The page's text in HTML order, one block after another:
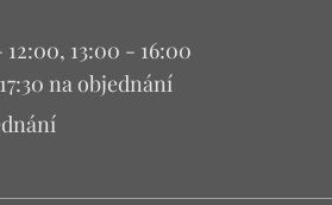
13:00 - 16:00
na objednání